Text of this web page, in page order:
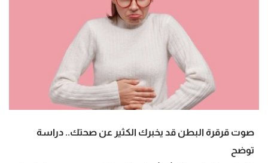
صوت قرقرة البطن قد يخبرك الكثير عن صحتك.. دراسة
توضح